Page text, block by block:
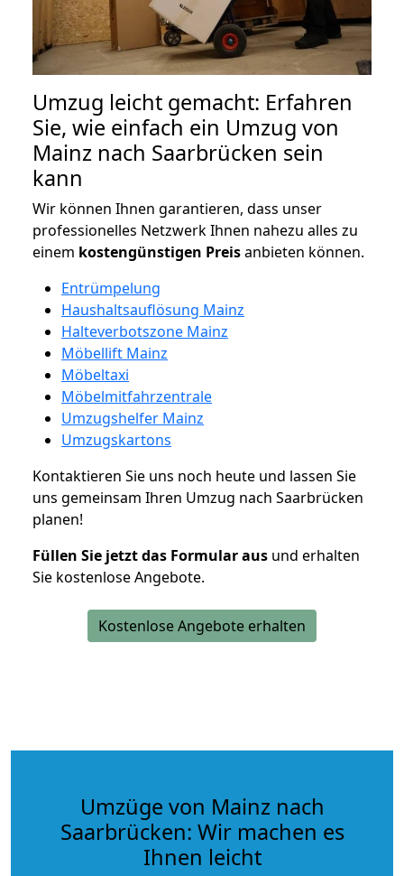
Umzug leicht gemacht: Erfahren
Sie, wie einfach ein Umzug von
Mainz nach Saarbrücken sein
kann
Wir können Ihnen garantieren, dass unser
professionelles Netzwerk Ihnen nahezu alles zu
einem kostengünstigen Preisanbieten können.
Entrümpelung
Haushaltsauflösung Mainz
Halteverbotszone Mainz
Möbellift Mainz
Möbeltaxi
Möbelmitfahrzentrale
Umzugshelfer Mainz
Umzugskartons
Kontaktieren Sie uns noch heute und lassen Sie
uns gemeinsam Ihren Umzug nach Saarbrücken
planen!
Füllen Sie jetzt das Formular aus und erhalten
Sie kostenlose Angebote.
Kostenlose Angebote erhalten
Umzüge von Mainz nach
Saarbrücken: Wir machen es
Ihnen leicht